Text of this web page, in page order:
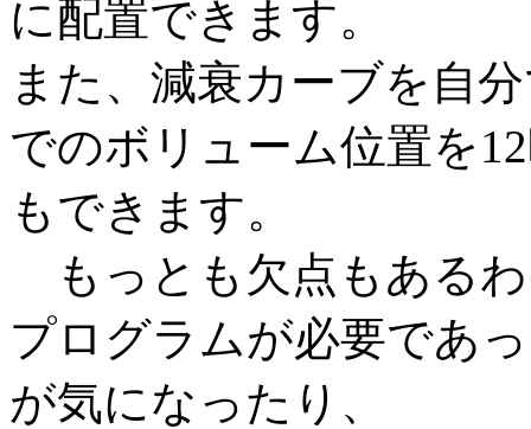
に配置できます。
また、減衰カーブを自
でのボリューム位置を
もできます。
もっとも欠点もある
プログラムが必要であ
が気になったり、